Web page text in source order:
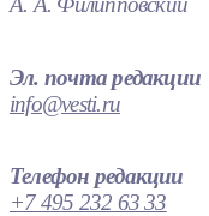
Эл. почта редакции
info@vesti.ru
Телефон редакции
+7 495 232 63 33